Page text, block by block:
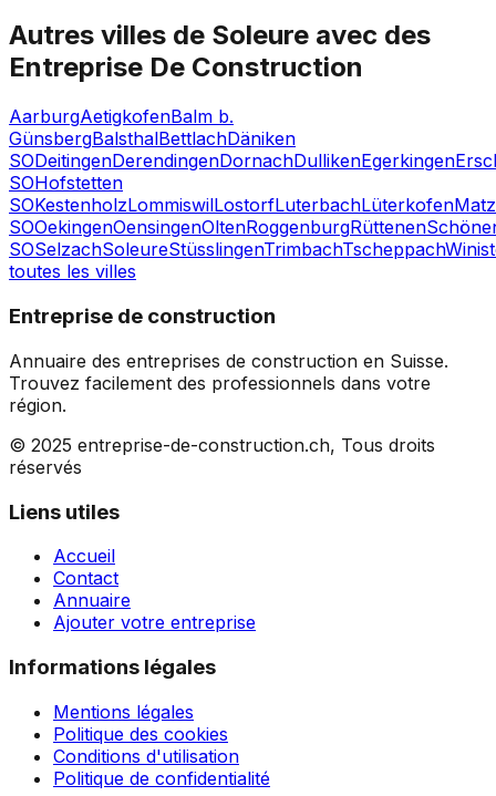
Autres villes de Soleure avec des
Entreprise De Construction
AarburgAetigkofenBalm b.
GünsbergBalsthalBettlachDäniken
SODeitingenDerendingenDornachDullikenEgerkingen
SOHofstetten
SOKestenholzLommiswilLostorfLuterbachLüterkofen
SOOekingenOensingenOltenRoggenburgRüttenen
SOSelzachSoleureStüsslingenTrimbachTscheppach
toutes les villes
Entreprise de construction
Annuaire des entreprises de construction en Suisse.
Trouvez facilement des professionnels dans votre
région.
© 2025 entreprise-de-construction.ch, Tous droits
réservés
Liens utiles
Accueil
Contact
Annuaire
Ajouter votre entreprise
Informations légales
Mentions légales
Politique des cookies
Conditions d'utilisation
Politique de confidentialité